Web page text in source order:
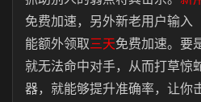
免费加速，另外新老用户输入
能额外领取三天免费加速。要
就无法命中对手，从而打草惊
器，就能够提升准确率，让你